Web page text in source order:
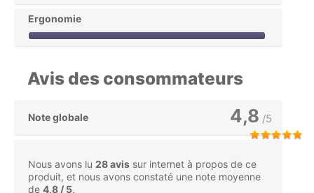
Ergonomie
Avis des consommateurs
Note globale 4,8 /5
Nous avons lu 28 avis sur internet à propos de ce
produit, et nous avons constaté une note moyenne
de 4,8 / 5.